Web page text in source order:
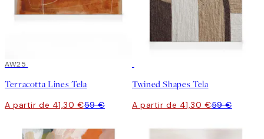
30%*
AW25
Terracotta Lines Tela
A partir de 41,30 €59 €
Twined Shapes Tela
A partir de 41,30 €59 €